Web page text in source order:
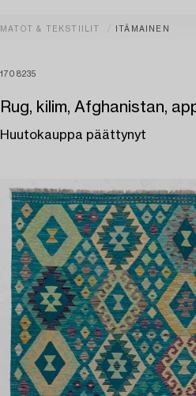
MATOT & TEKSTIILIT ITÄMAINEN
1708235
Rug, kilim, Afghanistan,
Huutokauppa päättynyt